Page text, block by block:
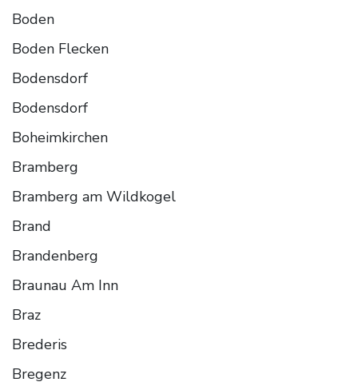
Boden
Boden Flecken
Bodensdorf
Bodensdorf
Boheimkirchen
Bramberg
Bramberg am Wildkogel
Brand
Brandenberg
Braunau Am Inn
Braz
Brederis
Bregenz